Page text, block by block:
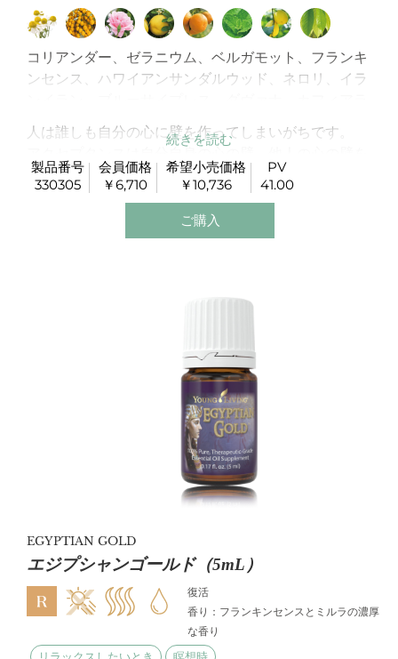
コリアンダー、ゼラニウム、ベルガモット、フランキ
ンセンス、ハワイアンサンダルウッド、ネロリ、イラ
イム、ジャスミン、ジャーマンカモミール、ブルータ
ンジー、ローズ、グレープフルーツ、タンジェリン、
スペアミント、レモン、オコテア
人は誰しも自分の心に壁を作ってしまいがちです。
越えてその存在を受け入れる心を持てるように願っ
て、特別にブレンドされたオイルです。
製品番号
330305
会員価格
￥6,710
希望小売価格
￥10,736
PV
41.00
ご購入
EGYPTIAN GOLD
エジプシャンゴールド（5mL）
復活
香り：フランキンセンスとミルラの濃厚
な香り